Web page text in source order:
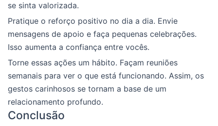
se sinta valorizada.
Pratique o reforço positivo no dia a dia. Envie
mensagens de apoio e faça pequenas celebrações.
Isso aumenta a confiança entre vocês.
Torne essas ações um hábito. Façam reuniões
semanais para ver o que está funcionando. Assim, os
gestos carinhosos se tornam a base de um
relacionamento profundo.
Conclusão